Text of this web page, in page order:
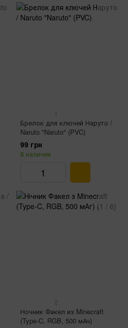
1
Брелок для ключей Наруто /
Naruto "Naruto" (PVC)
99 грн
В наличии
2
Ночник Факел из Minecraft
(Type-C, RGB, 500 мАч)